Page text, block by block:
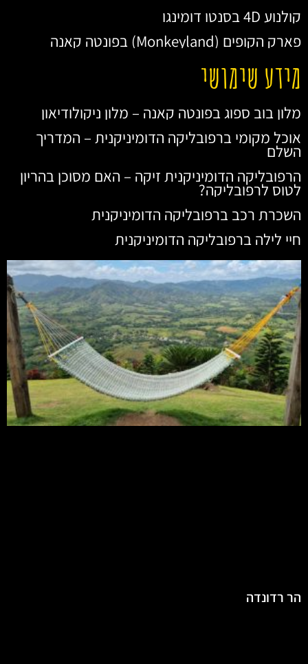
קולנוע 4D בסנטו דומינגו
פארק הקופים (Monkeyland) בפונטה קאנה
מידע שימושי
מלון בוב ספוג בפונטה קאנה – מלון ניקולודיאון
אוכל מקומי ברפובליקה הדומיניקנית – המדריך
השלם
הרפובליקה הדומיניקנית זיקה – האם מסוכן בהריון
לטוס לרפובליקה?
השכרת רכב ברפובליקה הדומיניקנית
חיי לילה ברפובליקה הדומיניקנית
הר רדונדה